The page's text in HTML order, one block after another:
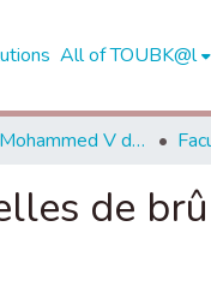
All of TOUBK@l
Université Mohammed V de Rabat
de